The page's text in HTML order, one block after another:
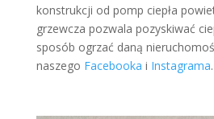
konstrukcji od pomp ciepła
grzewcza pozwala pozyskiwać
sposób ogrzać daną
naszego Facebooka i Instagrama.